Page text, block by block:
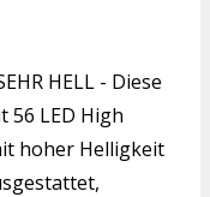
HELL - Diese
56 LED High
hoher Helligkeit